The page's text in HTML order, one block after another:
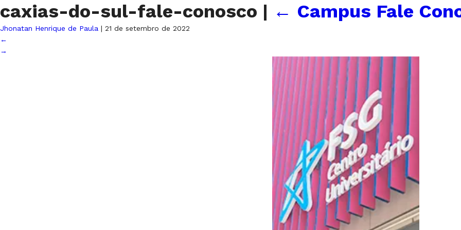
caxias-do-sul-fale-conosco | ← Campus Fale
Jhonatan Henrique de Paula | 21 de setembro de 2022
←
→